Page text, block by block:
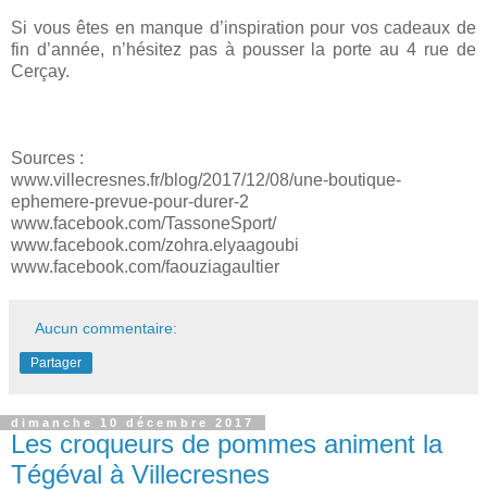
Si vous êtes en manque d’inspiration pour vos cadeaux de
fin d’année, n’hésitez pas à pousser la porte au 4 rue de
Cerçay.
Sources :
www.villecresnes.fr/blog/2017/12/08/une-boutique-
ephemere-prevue-pour-durer-2
www.facebook.com/TassoneSport/
www.facebook.com/zohra.elyaagoubi
www.facebook.com/faouziagaultier
Aucun commentaire:
Partager
dimanche 10 décembre 2017
Les croqueurs de pommes animent la
Tégéval à Villecresnes